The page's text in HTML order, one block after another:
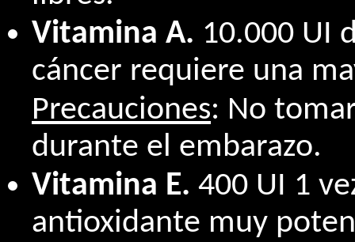
Vitamina A. 10.000 UI
cáncer requiere una
Precauciones: No
durante el embarazo.
Vitamina E. 400 UI 1
antioxidante muy